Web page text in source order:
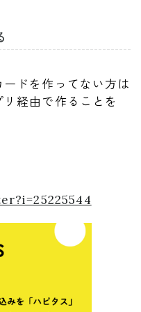
ドを作ってない方は
経由で作ることを